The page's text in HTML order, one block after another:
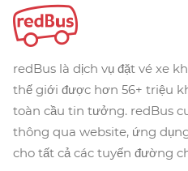
redBus là dịch vụ đặt vé xe
thế giới được hơn 56+ triệu
toàn cầu tin tưởng. redBus
thông qua website, ứng
cho tất cả các tuyến đường